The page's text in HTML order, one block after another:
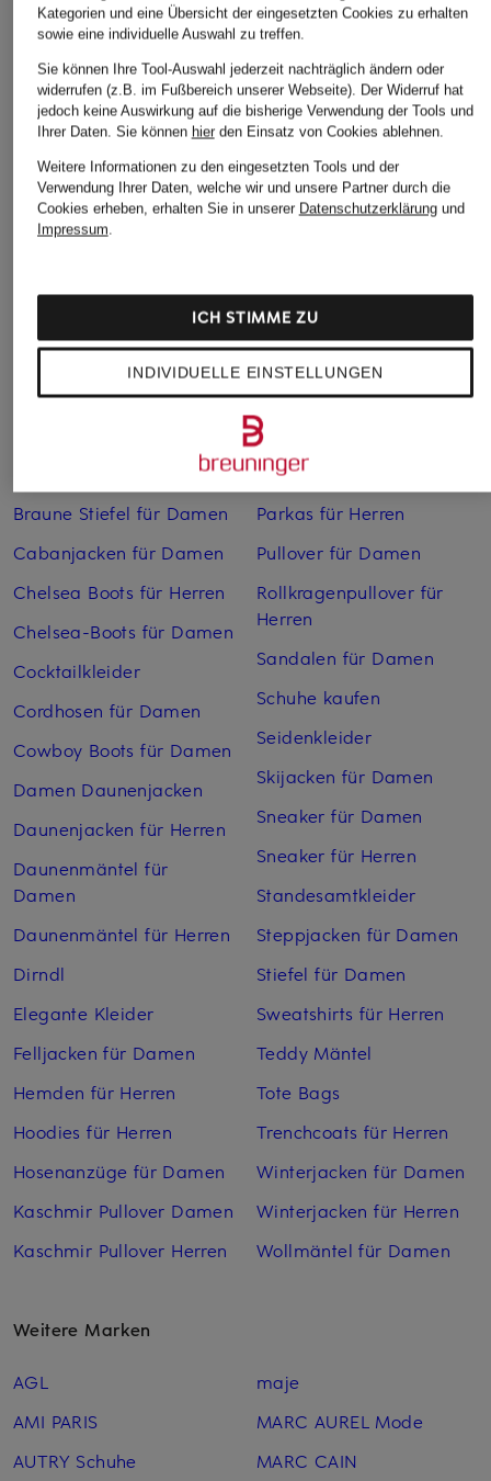
159,99 €
Ursprünglich:319,99 €
119,99 €
Ursprünglich:179,99 €
Weitere Kategorien
Abendkleider
Anzüge für Herren
Braune Stiefel für Damen
Cabanjacken für Damen
Chelsea Boots für Herren
Chelsea-Boots für Damen
Cocktailkleider
Cordhosen für Damen
Cowboy Boots für Damen
Damen Daunenjacken
Daunenjacken für Herren
Daunenmäntel für
Damen
Daunenmäntel für Herren
Dirndl
Elegante Kleider
Felljacken für Damen
Hemden für Herren
Hoodies für Herren
Hosenanzüge für Damen
Kaschmir Pullover Damen
Kaschmir Pullover Herren
Kleider
Lange Ballkleider
Lederjacken für Damen
Mäntel für Damen
Parkas für Herren
Pullover für Damen
Rollkragenpullover für
Herren
Sandalen für Damen
Schuhe kaufen
Seidenkleider
Skijacken für Damen
Sneaker für Damen
Sneaker für Herren
Standesamtkleider
Steppjacken für Damen
Stiefel für Damen
Sweatshirts für Herren
Teddy Mäntel
Tote Bags
Trenchcoats für Herren
Winterjacken für Damen
Winterjacken für Herren
Wollmäntel für Damen
Weitere Marken
AGL
AMI PARIS
AUTRY Schuhe
maje
MARC AUREL Mode
MARC CAIN
Kategorien und eine Übersicht der eingesetzten Cookies zu erhalten
sowie eine individuelle Auswahl zu treffen.
Sie können Ihre Tool-Auswahl jederzeit nachträglich ändern oder
widerrufen (z.B. im Fußbereich unserer Webseite). Der Widerruf hat
jedoch keine Auswirkung auf die bisherige Verwendung der Tools und
Ihrer Daten. Sie können hierden Einsatz von Cookies ablehnen.
Weitere Informationen zu den eingesetzten Tools und der
Verwendung Ihrer Daten, welche wir und unsere Partner durch die
Cookies erheben, erhalten Sie in unserer Datenschutzerklärungund
Impressum.
INDIVIDUELLE EINSTELLUNGEN
ICH STIMME ZU